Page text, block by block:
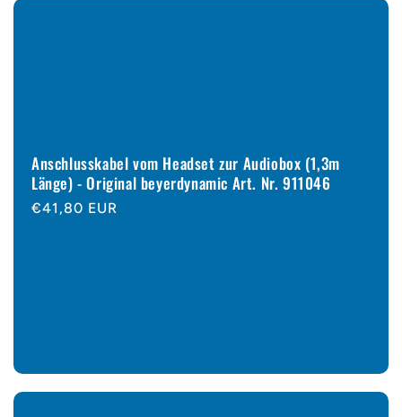
Anschlusskabel vom Headset zur Audiobox (1,3m
Länge) - Original beyerdynamic Art. Nr. 911046
Normaler
€41,80 EUR